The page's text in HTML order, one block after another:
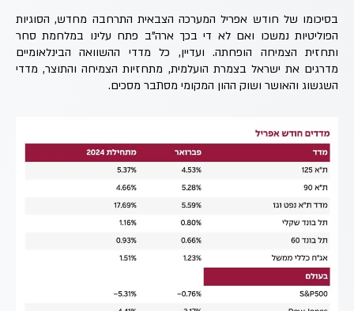
בסיכומו של חודש אפריל המערכה הצבאית התרחבה מחדש, הסוגיות
הפוליטיות נמשכו ואם לא די בכך ארה"ב פתח עלינו במלחמת סחר
ותחזית הצמיחה הופחתה. ועדיין, כל מדדי ההשוואה הבינלאומיים
מדרגים את ישראל בצמרת הועלמית, מתחזיות הצמיחה והתוצר, מדדי
השגשוג והאושר ושוק ההון המקומי מסתבר מסכים.